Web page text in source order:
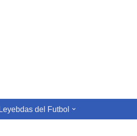
Leyebdas del Futbol